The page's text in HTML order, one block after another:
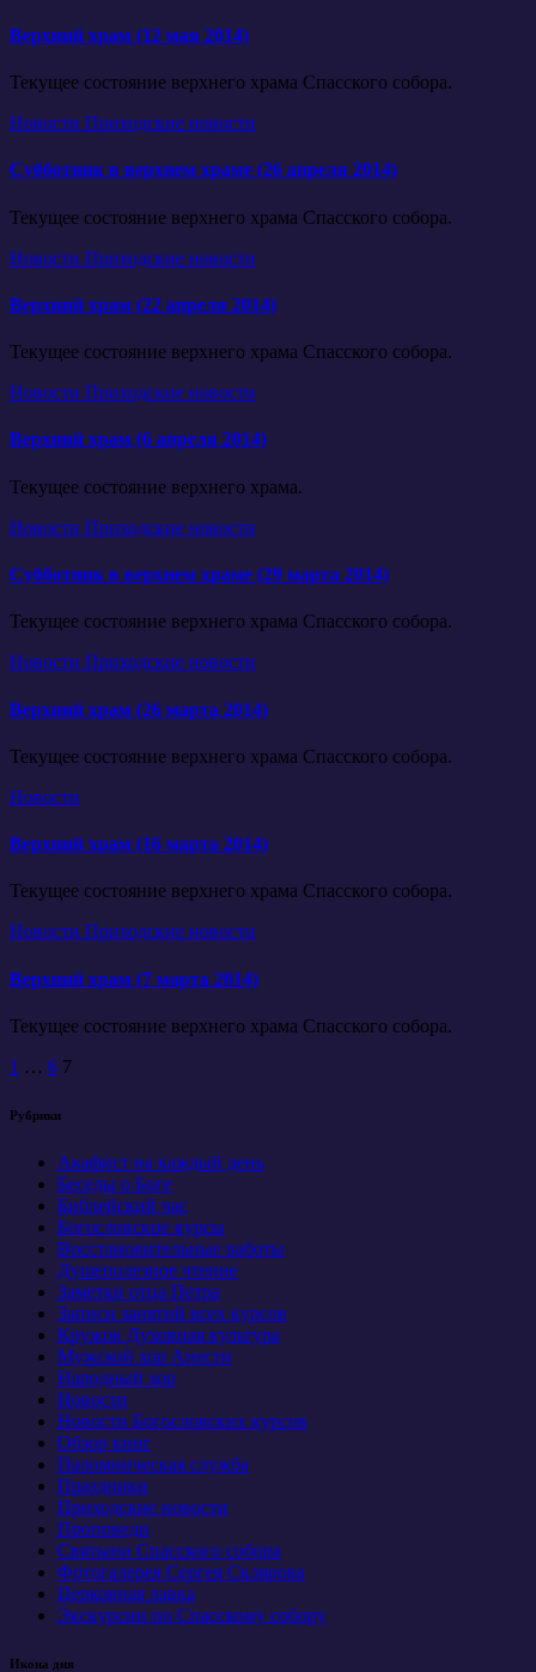
Верхний храм (12 мая 2014)
Текущее состояние верхнего храма Спасского собора.
Новости Приходские новости
Субботник в верхнем храме (26 апреля 2014)
Текущее состояние верхнего храма Спасского собора.
Новости Приходские новости
Верхний храм (22 апреля 2014)
Текущее состояние верхнего храма Спасского собора.
Новости Приходские новости
Верхний храм (6 апреля 2014)
Текущее состояние верхнего храма.
Новости Приходские новости
Субботник в верхнем храме (29 марта 2014)
Текущее состояние верхнего храма Спасского собора.
Новости Приходские новости
Верхний храм (26 марта 2014)
Текущее состояние верхнего храма Спасского собора.
Новости
Верхний храм (16 марта 2014)
Текущее состояние верхнего храма Спасского собора.
Новости Приходские новости
Верхний храм (7 марта 2014)
Текущее состояние верхнего храма Спасского собора.
Пагинация
записей
1 … 6 7
Рубрики
Акафист на каждый день
Беседы о Боге
Библейский час
Богословские курсы
Восстановительные работы
Душеполезное чтение
Заметки отца Петра
Записи занятий всех курсов
Кружок Духовная культура
Мужской хор Анести
Народный хор
Новости
Новости Богословских курсов
Обзор книг
Паломническая служба
Праздники
Приходские новости
Проповеди
Святыни Спасского собора
Фотогалерея Сергея Склярова
Церковная лавка
Экскурсии по Спасскому собору
Икона дня